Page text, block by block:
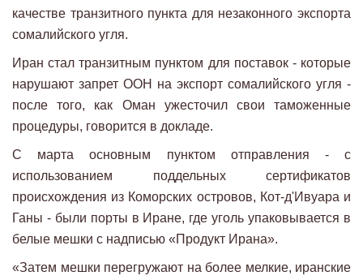
качестве транзитного пункта для незаконного экспорта
сомалийского угля.
Иран стал транзитным пунктом для поставок - которые
нарушают запрет ООН на экспорт сомалийского угля -
после того, как Оман ужесточил свои таможенные
процедуры, говорится в докладе.
С марта основным пунктом отправления - с
использованием поддельных сертификатов
происхождения из Коморских островов, Кот-д'Ивуара и
Ганы - были порты в Иране, где уголь упаковывается в
белые мешки с надписью «Продукт Ирана».
«Затем мешки перегружают на более мелкие, иранские